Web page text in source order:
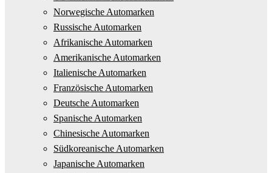
Norwegische Automarken
Russische Automarken
Afrikanische Automarken
Amerikanische Automarken
Italienische Automarken
Französische Automarken
Deutsche Automarken
Spanische Automarken
Chinesische Automarken
Südkoreanische Automarken
Japanische Automarken